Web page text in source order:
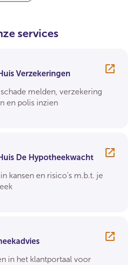
services
Verzekeringen
melden, verzekering
en polis inzien
De Hypotheekwacht
kansen en risico's m.b.t. je
in het klantportaal voor